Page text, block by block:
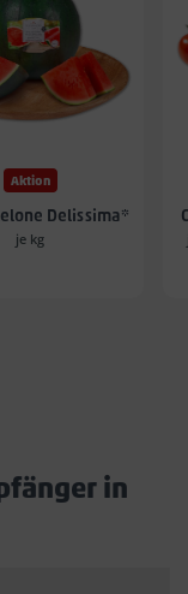
Aktion
Delissima*
je kg
in